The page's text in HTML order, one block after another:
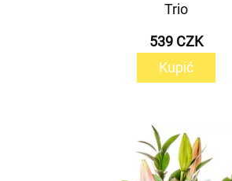
Trio
539 CZK
Kupić